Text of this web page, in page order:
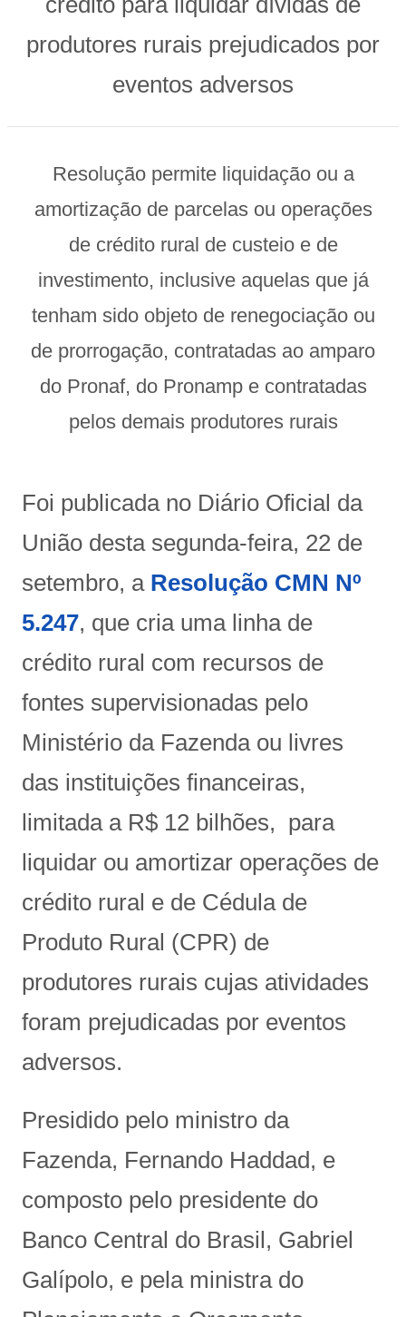
Resolução permite liquidação ou a
amortização de parcelas ou operações
de crédito rural de custeio e de
investimento, inclusive aquelas que já
tenham sido objeto de renegociação ou
de prorrogação, contratadas ao amparo
do Pronaf, do Pronamp e contratadas
pelos demais produtores rurais
Foi publicada no Diário Oficial da
União desta segunda-feira, 22 de
setembro, a Resolução CMN Nº
5.247, que cria uma linha de
crédito rural com recursos de
fontes supervisionadas pelo
Ministério da Fazenda ou livres
das instituições financeiras,
limitada a R$ 12 bilhões, para
liquidar ou amortizar operações de
crédito rural e de Cédula de
Produto Rural (CPR) de
produtores rurais cujas atividades
foram prejudicadas por eventos
adversos.
Presidido pelo ministro da
Fazenda, Fernando Haddad, e
composto pelo presidente do
Banco Central do Brasil, Gabriel
Galípolo, e pela ministra do